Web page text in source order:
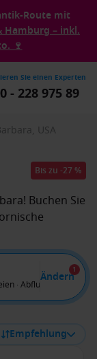
Route mit
Hamburg – inkl.
🍷
Sie einen Experten
- 228 975 89
USA
Bis zu -27 %
Buchen Sie
· Abflug von
Ändern
1
Empfehlung